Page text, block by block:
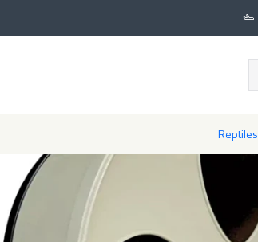
Reptiles
Pequeños mamiferos